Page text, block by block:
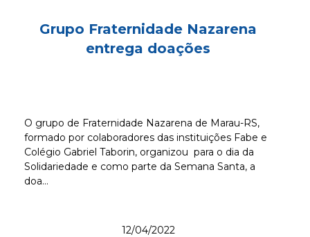
Grupo Fraternidade Nazarena
entrega doações
O grupo de Fraternidade Nazarena de Marau-RS,
formado por colaboradores das instituições Fabe e
Colégio Gabriel Taborin, organizou para o dia da
Solidariedade e como parte da Semana Santa, a
doa...
12/04/2022